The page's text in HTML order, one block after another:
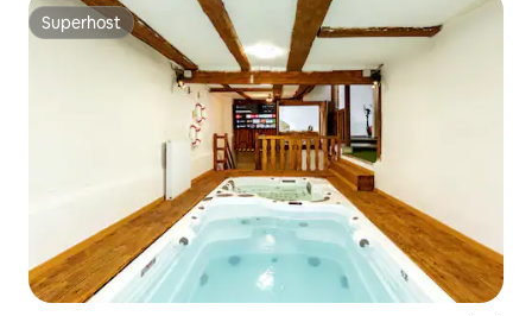
Superhost
Superhost